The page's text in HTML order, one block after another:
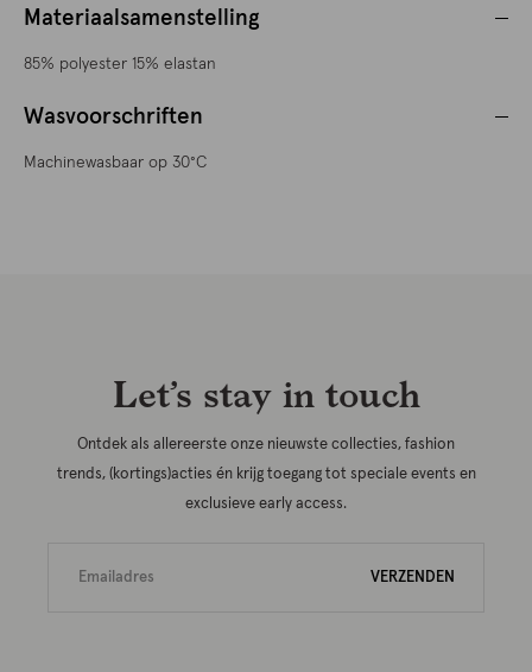
Materiaalsamenstelling
85% polyester 15% elastan
Wasvoorschriften
Machinewasbaar op 30°C
Let’s stay in touch
Ontdek als allereerste onze nieuwste collecties, fashion
trends, (kortings)acties én krijg toegang tot speciale events en
exclusieve early access.
VERZENDEN